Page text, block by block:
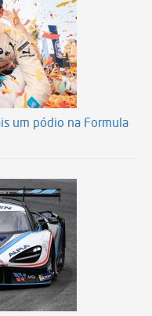
um pódio na Formula